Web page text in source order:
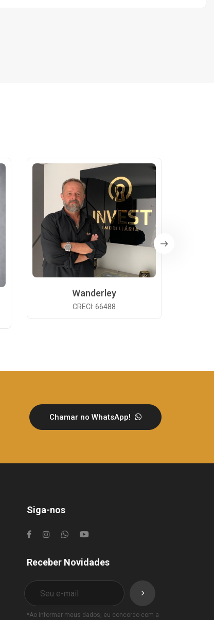
Wanderley
CRECI: 66488
Chamar no WhatsApp!
Siga-nos
Receber Novidades
*Ao informar meus dados, eu concordo com a